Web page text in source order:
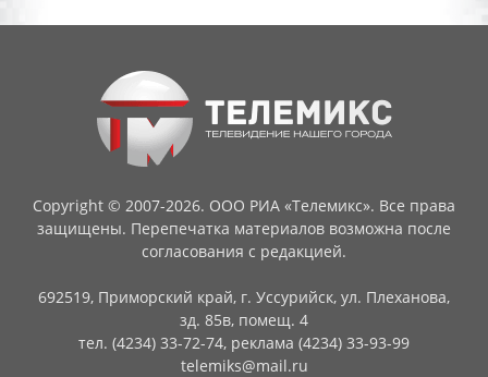
Copyright © 2007-2026. ООО РИА «Телемикс». Все права
защищены. Перепечатка материалов возможна после
согласования с редакцией.
692519, Приморский край, г. Уссурийск, ул. Плеханова,
зд. 85в, помещ. 4
тел. (4234) 33-72-74, реклама (4234) 33-93-99
telemiks@mail.ru